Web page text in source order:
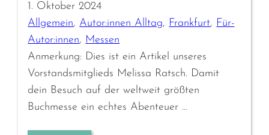
1. Oktober 2024
Allgemein, Autor:innen Alltag, Frankfurt, Für-
Autor:innen, Messen
Anmerkung: Dies ist ein Artikel unseres
Vorstandsmitglieds Melissa Ratsch. Damit
dein Besuch auf der weltweit größten
Buchmesse ein echtes Abenteuer …